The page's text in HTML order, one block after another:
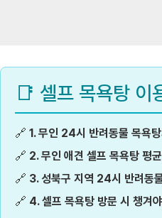
📑 셀프 목욕탕 이
🔗 1. 무인 24시 반려동물 목욕
🔗 2. 무인 애견 셀프 목욕탕 평
🔗 3. 성북구 지역 24시 반려동
🔗 4. 셀프 목욕탕 방문 시 챙겨